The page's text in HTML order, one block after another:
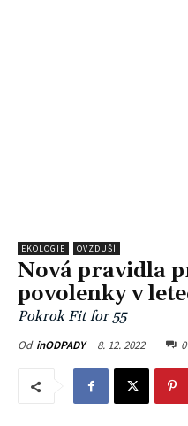
EKOLOGIE OVZDUŠÍ
Nová pravidla
povolenky v
Pokrok Fit for 55
Od inODPADY 8. 12. 2022 0